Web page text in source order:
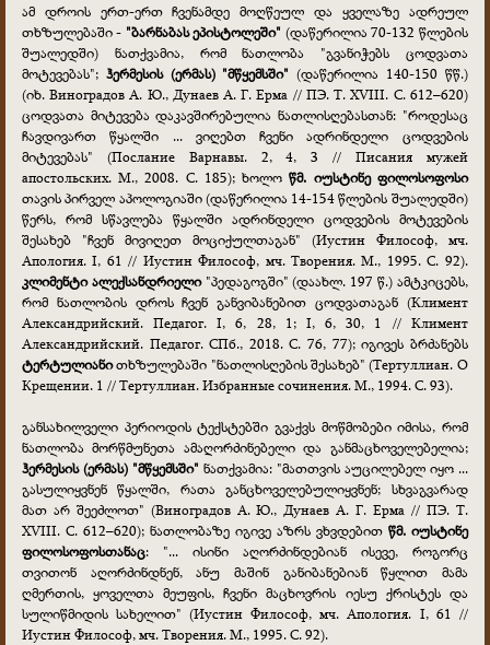
ამ დროის ერთ-ერთ ჩვენამდე მოღწეულ და ყველაზე ადრეულ
თხზულებაში - "ბარნაბას ეპისტოლეში" (დაწერილია 70-132 წლების
შუალედში) ნათქვამია, რომ ნათლობა "გვანიჭებს ცოდვათა
მოტევებას"; ჰერმესის (ერმას) "მწყემსში" (დაწერილია 140-150 წწ.)
(იხ. Виноградов А. Ю., Дунаев А. Г. Ерма // ПЭ. Т. XVIII. С. 612–620)
ცოდვათა მიტევება დაკავშირებულია ნათლისღებასთან: "როდესაც
ჩავდივართ წყალში ... ვიღებთ ჩვენი ადრინდელი ცოდვების
მიტევებას" (Послание Варнавы. 2, 4, 3 // Писания мужей
апостольских. М., 2008. С. 185); ხოლოწმ. იუსტინე ფილოსოფოსი
თავის პირველ აპოლოგიაში (დაწერილია 14-154 წლების შუალედში)
წერს, რომ სწავლება წყალში ადრინდელი ცოდვების მოტევების
შესახებ "ჩვენ მივიღეთ მოციქულთაგან" (Иустин Философ, мч.
Апология. I, 61 // Иустин Философ, мч. Творения. М., 1995. С. 92).
კლიმენტი ალექსანდრიელი"პედაგოგში" (დაახლ. 197 წ.) ამტკიცებს,
რომ ნათლობის დროს ჩვენ განვიბანებით ცოდვათაგან (Климент
Александрийский. Педагог. I, 6, 28, 1; I, 6, 30, 1 // Климент
Александрийский. Педагог. СПб., 2018. С. 76, 77); იგივეს ბრძანებს
ტერტულიანითხზულებაში "ნათლისღების შესახებ" (Тертуллиан. О
Крещении. 1 // Тертуллиан. Избранные сочинения. М., 1994. С. 93).
განსახილველი პერიოდის ტექსტებში გვაქვს მოწმობები იმისა, რომ
ნათლობა მორწმუნეთა ამაღორძინებელი და განმაცხოველებელია;
ჰერმესის (ერმას) "მწყემსში" ნათქვამია: "მათთვის აუცილებელ იყო ...
გასულიყვნენ წყალში, რათა განცხოველებულიყვნენ; სხვაგვარად
მათ არ შეეძლოთ" (Виноградов А. Ю., Дунаев А. Г. Ерма // ПЭ. Т.
XVIII. С. 612–620); ნათლობაზე იგივე აზრს ვხვდებით წმ. იუსტინე
ფილოსოფოსთანაც: "... ისინი აღორძინდებიან ისევე, როგორც
თვითონ აღორძინდნენ, ანუ მაშინ განიბანებიან წყლით მამა
ღმერთის, ყოველთა მეუფის, ჩვენი მაცხოვრის იესუ ქრისტეს და
სულიწმიდის სახელით" (Иустин Философ, мч. Апология. I, 61 //
Иустин Философ, мч. Творения. М., 1995. С. 92).